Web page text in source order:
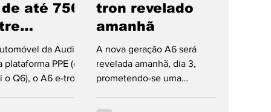
até 756
da Audi
plataforma PPE (o
Q6), o A6 e-tron
da média e,...
tron revelado
amanhã
A nova geração A6 será
revelada amanhã, dia 3,
prometendo-se uma
eletrificação do automóvel por